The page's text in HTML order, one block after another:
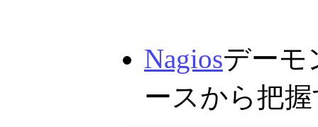
Nagiosデーモ
ースから把